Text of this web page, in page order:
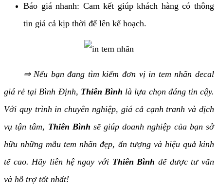
Báo giá nhanh: Cam kết giúp khách hàng có thông
tin giá cả kịp thời để lên kế hoạch.
⇒ Nếu bạn đang tìm kiếm đơn vị in tem nhãn decal
giá rẻ tại Bình Định, Thiên Bình là lựa chọn đáng tin cậy.
Với quy trình in chuyên nghiệp, giá cả cạnh tranh và dịch
vụ tận tâm, Thiên Bình sẽ giúp doanh nghiệp của bạn sở
hữu những mẫu tem nhãn đẹp, ấn tượng và hiệu quả kinh
tế cao. Hãy liên hệ ngay với Thiên Bình để được tư vấn
và hỗ trợ tốt nhất!